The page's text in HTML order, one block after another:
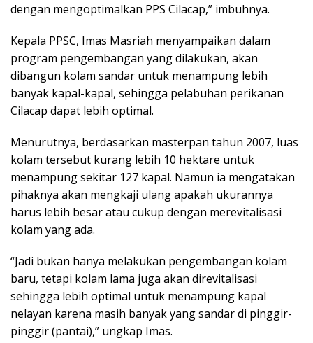
dengan mengoptimalkan PPS Cilacap,” imbuhnya.
Kepala PPSC, Imas Masriah menyampaikan dalam
program pengembangan yang dilakukan, akan
dibangun kolam sandar untuk menampung lebih
banyak kapal-kapal, sehingga pelabuhan perikanan
Cilacap dapat lebih optimal.
Menurutnya, berdasarkan masterpan tahun 2007, luas
kolam tersebut kurang lebih 10 hektare untuk
menampung sekitar 127 kapal. Namun ia mengatakan
pihaknya akan mengkaji ulang apakah ukurannya
harus lebih besar atau cukup dengan merevitalisasi
kolam yang ada.
“Jadi bukan hanya melakukan pengembangan kolam
baru, tetapi kolam lama juga akan direvitalisasi
sehingga lebih optimal untuk menampung kapal
nelayan karena masih banyak yang sandar di pinggir-
pinggir (pantai),” ungkap Imas.